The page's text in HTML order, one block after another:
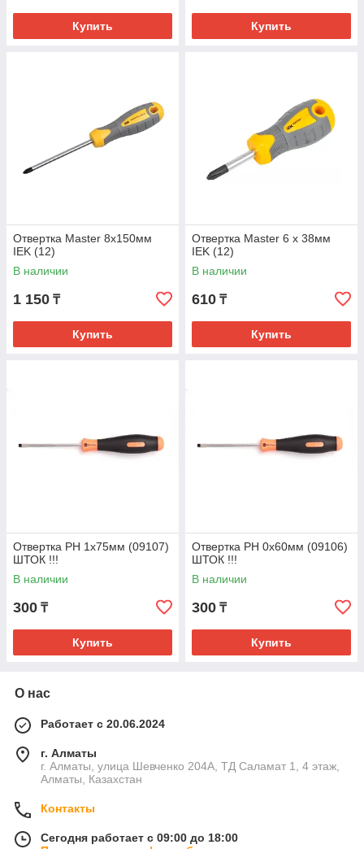
Купить Купить
Отвертка Master 8х150мм
IEK (12)
В наличии
1 150 ₸
Купить
Отвертка Master 6 х 38мм
IEK (12)
В наличии
610 ₸
Купить
Отвертка РН 1х75мм (09107)
ШТОК !!!
В наличии
300 ₸
Купить
Отвертка РН 0х60мм (09106)
ШТОК !!!
В наличии
300 ₸
Купить
О нас
Работает с 20.06.2024
г. Алматы
г. Алматы, улица Шевченко 204А, ТД Саламат 1, 4 этаж,
Алматы, Казахстан
Контакты
Сегодня работает с 09:00 до 18:00